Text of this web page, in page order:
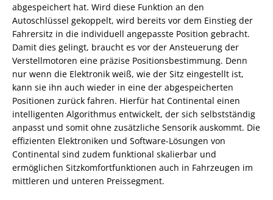
abgespeichert hat. Wird diese Funktion an den
Autoschlüssel gekoppelt, wird bereits vor dem Einstieg der
Fahrersitz in die individuell angepasste Position gebracht.
Damit dies gelingt, braucht es vor der Ansteuerung der
Verstellmotoren eine präzise Positionsbestimmung. Denn
nur wenn die Elektronik weiß, wie der Sitz eingestellt ist,
kann sie ihn auch wieder in eine der abgespeicherten
Positionen zurück fahren. Hierfür hat Continental einen
intelligenten Algorithmus entwickelt, der sich selbstständig
anpasst und somit ohne zusätzliche Sensorik auskommt. Die
effizienten Elektroniken und Software-Lösungen von
Continental sind zudem funktional skalierbar und
ermöglichen Sitzkomfortfunktionen auch in Fahrzeugen im
mittleren und unteren Preissegment.